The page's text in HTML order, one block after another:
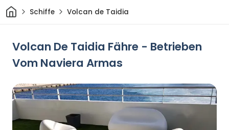
HeimSchiffe Volcan de Taidia
Volcan De Taidia Fähre - Betrieben
Vom Naviera Armas